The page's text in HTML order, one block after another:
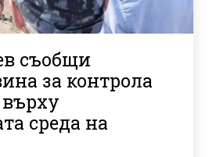
съобщи
за контрола
среда на